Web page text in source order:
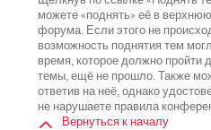
можете «поднять» её в
форума. Если этого не
возможность поднятия тем
время, которое должно пройти
темы, ещё не прошло. Также
ответив на неё, однако
не нарушаете правила
Вернуться к началу